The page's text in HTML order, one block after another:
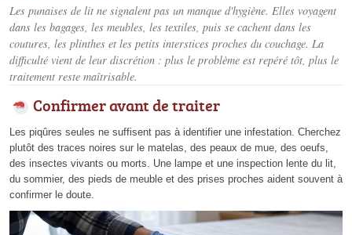
Les punaises de lit ne signalent pas un manque d'hygiène. Elles voyagent
dans les bagages, les meubles, les textiles, puis se cachent dans les
coutures, les plinthes et les petits interstices proches du couchage. La
difficulté vient de leur discrétion : plus le problème est repéré tôt, plus le
traitement reste maîtrisable.
Confirmer avant de traiter
Les piqûres seules ne suffisent pas à identifier une infestation. Cherchez
plutôt des traces noires sur le matelas, des peaux de mue, des oeufs,
des insectes vivants ou morts. Une lampe et une inspection lente du lit,
du sommier, des pieds de meuble et des prises proches aident souvent à
confirmer le doute.